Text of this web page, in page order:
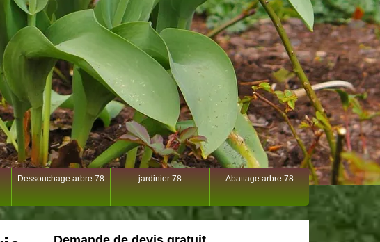
Dessouchage arbre 78 jardinier 78 Abattage arbre 78